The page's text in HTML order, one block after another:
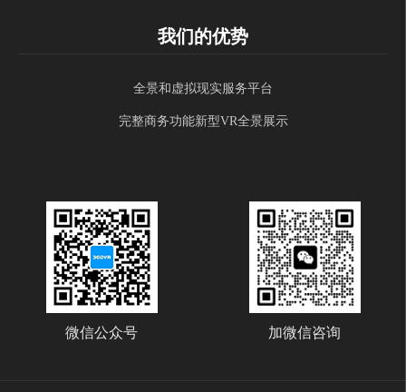
我们的优势
全景和虚拟现实服务平台
完整商务功能新型VR全景展示
微信公众号 加微信咨询